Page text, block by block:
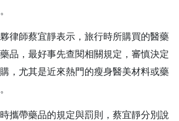
律師蔡宜靜表示，旅行時所購買的醫藥
品，最好事先查閱相關規定，審慎決定
，尤其是近來熱門的瘦身醫美材料或藥
攜帶藥品的規定與罰則，蔡宜靜分別說